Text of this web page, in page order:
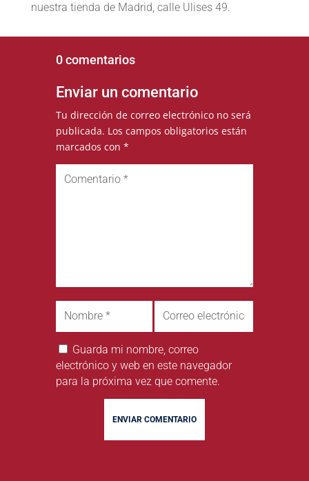
nuestra tienda de Madrid, calle Ulises 49.
0 comentarios
Enviar un comentario
Tu dirección de correo electrónico no será
publicada. Los campos obligatorios están
marcados con *
Guarda mi nombre, correo
electrónico y web en este navegador
para la próxima vez que comente.
ENVIAR COMENTARIO